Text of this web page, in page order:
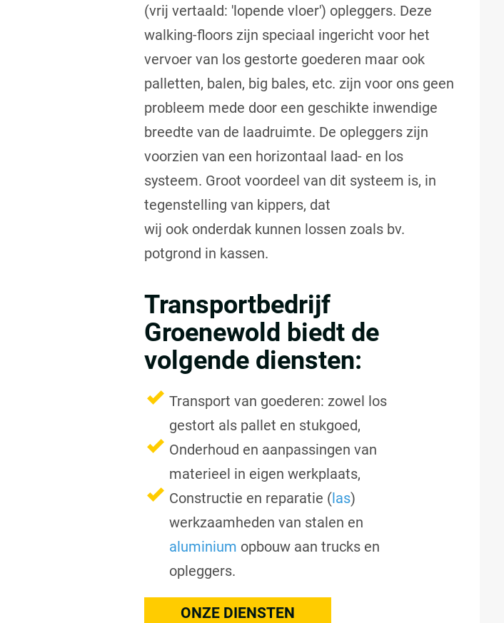
(vrij vertaald: 'lopende vloer') opleggers. Deze
walking-floors zijn speciaal ingericht voor het
vervoer van los gestorte goederen maar ook
palletten, balen, big bales, etc. zijn voor ons geen
probleem mede door een geschikte inwendige
breedte van de laadruimte. De opleggers zijn
voorzien van een horizontaal laad- en los
systeem. Groot voordeel van dit systeem is, in
tegenstelling van kippers, dat
wij ook onderdak kunnen lossen zoals bv.
potgrond in kassen.
Transportbedrijf
Groenewold biedt de
volgende diensten:
Transport van goederen: zowel los
gestort als pallet en stukgoed,
Onderhoud en aanpassingen van
materieel in eigen werkplaats,
Constructie en reparatie (las)
werkzaamheden van stalen en
aluminium opbouw aan trucks en
opleggers.
ONZE DIENSTEN